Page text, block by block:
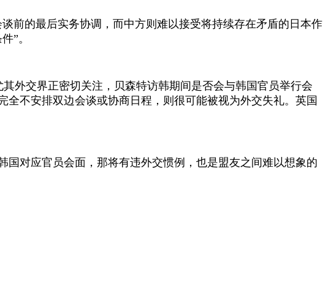
前的最后实务协调，而中方则难以接受将持续存在矛盾的日本作
”。
外交界正密切关注，贝森特访韩期间是否会与韩国官员举行会
不安排双边会谈或协商日程，则很可能被视为外交失礼。英国
对应官员会面，那将有违外交惯例，也是盟友之间难以想象的